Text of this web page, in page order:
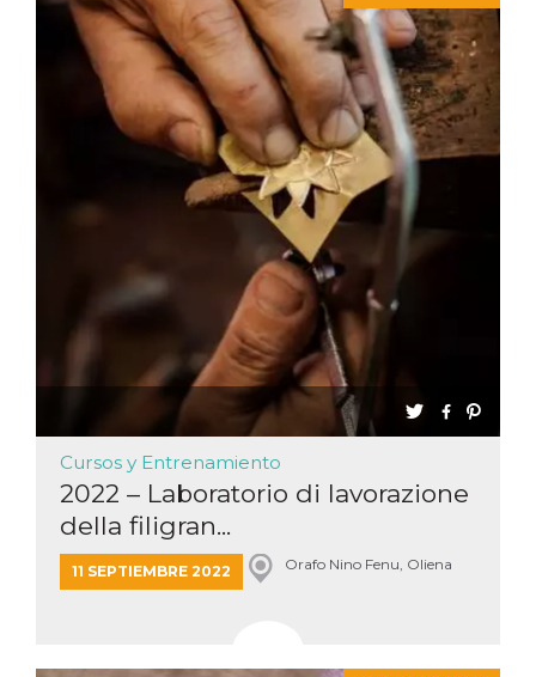
Cursos y Entrenamiento
2022 – Laboratorio di lavorazione
della filigran...
11 SEPTIEMBRE 2022 Orafo Nino Fenu, Oliena